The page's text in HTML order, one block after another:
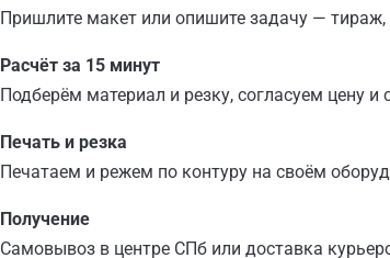
Пришлите макет или опишите задачу — тираж,
Расчёт за 15 минут
Подберём материал и резку, согласуем цену и
Печать и резка
Печатаем и режем по контуру на своём
Получение
Самовывоз в центре СПб или доставка